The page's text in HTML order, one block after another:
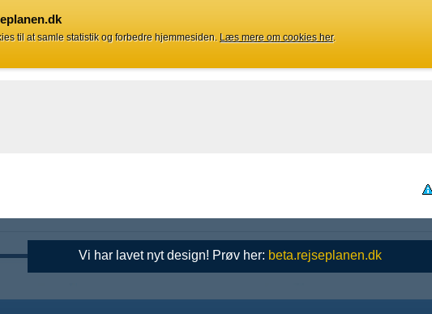
til at samle statistik og forbedre hjemmesiden. Læs mere om cookies her.
Vi har lavet nyt design! Prøv her: beta.rejseplanen.dk